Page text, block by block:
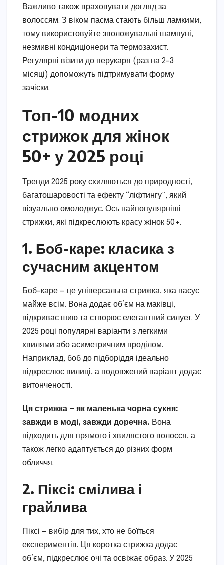
Важливо також враховувати догляд за
волоссям. З віком пасма стають більш ламкими,
тому використовуйте зволожувальні шампуні,
незмивні кондиціонери та термозахист.
Регулярні візити до перукаря (раз на 2–3
місяці) допоможуть підтримувати форму
зачіски.
Топ-10 модних
стрижок для жінок
50+ у 2025 році
Тренди 2025 року схиляються до природності,
багатошаровості та ефекту “ліфтингу”, який
візуально омолоджує. Ось найпопулярніші
стрижки, які підкреслюють красу жінок 50+.
1. Боб-каре: класика з
сучасним акцентом
Боб-каре — це універсальна стрижка, яка пасує
майже всім. Вона додає об’єм на маківці,
відкриває шию та створює елегантний силует. У
2025 році популярні варіанти з легкими
хвилями або асиметричним проділом.
Наприклад, боб до підборіддя ідеально
підкреслює вилиці, а подовжений варіант додає
витонченості.
Ця стрижка — як маленька чорна сукня:
завжди в моді, завжди доречна. Вона
підходить для прямого і хвилястого волосся, а
також легко адаптується до різних форм
обличчя.
2. Піксі: смілива і
грайлива
Піксі — вибір для тих, хто не боїться
експериментів. Ця коротка стрижка додає
об’єм, підкреслює очі та освіжає образ. У 2025